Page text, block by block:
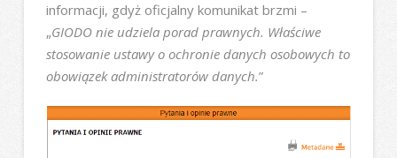
informacji, gdyż oficjalny komunikat brzmi –
„GIODO nie udziela porad prawnych. Właściwe
stosowanie ustawy o ochronie danych osobowych to
obowiązek administratorów danych.”